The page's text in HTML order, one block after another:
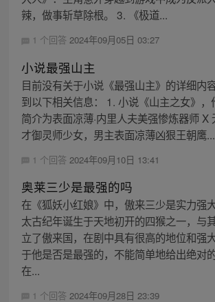
辣，做事斩草除根。 3. 《极道...
1 个回答 2024年09月05日 03:27
小说最强山主
目前没有关于小说《最强山主》的详细内
到以下相关信息： 1. 小说《山主之女》，
简介为表面凉薄·内里人夫美强惨炼器师 X
才御灵师少女，男主表面凉薄凶狠王朝鹰...
1 个回答 2024年09月10日 13:41
奥莱三少是最强的吗
在《狐妖小红娘》中，傲来三少是实力强
太古纪年诞生于天地初开的四猴之一，与
立了傲来国，在剧中具有很高的地位和强
于他是否是最强的，不能简单地给出绝对
在...
1 个回答 2024年09月28日 23:39